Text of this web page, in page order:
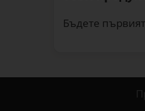
Бъдете